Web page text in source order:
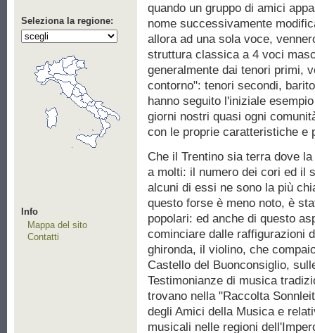
Seleziona la regione:
Info
Mappa del sito
Contatti
quando un gruppo di amici
nome successivamente
allora ad una sola voce,
struttura classica a 4 voci
generalmente dai tenori primi,
contorno": tenori secondi,
hanno seguito l'iniziale
giorni nostri quasi ogni
con le proprie caratteristiche e
Che il Trentino sia terra dove
a molti: il numero dei cori ed il
alcuni di essi ne sono la più
questo forse è meno noto, è
popolari: ed anche di questo
cominciare dalle raffigurazioni
ghironda, il violino, che
Castello del Buonconsiglio,
Testimonianze di musica
trovano nella "Raccolta
degli Amici della Musica e
musicali nelle regioni